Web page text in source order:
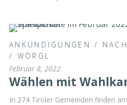
ANKÜNDIGUNGEN /
/ WÖRGL
Februar 8, 2022
Wählen mit
In 274 Tiroler Gemeinden finden